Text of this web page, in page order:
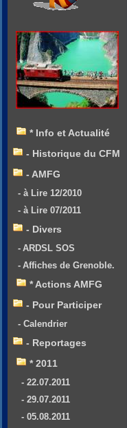
* Info et Actualité
- Historique du CFM
- AMFG
- à Lire 12/2010
- à Lire 07/2011
- Divers
- ARDSL SOS
- Affiches de Grenoble.
* Actions AMFG
- Pour Participer
- Calendrier
- Reportages
* 2011
- 22.07.2011
- 29.07.2011
- 05.08.2011